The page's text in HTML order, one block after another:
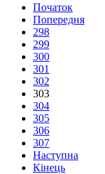
Початок
Попередня
298
299
300
301
302
303
304
305
306
307
Наступна
Кінець